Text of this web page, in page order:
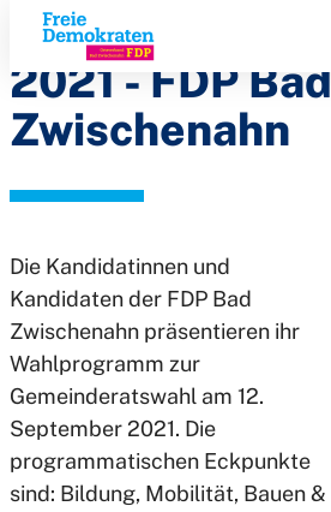
Direkt
Inhalt
Wahlprogramm
2021 - FDP Bad
Zwischenahn
Die Kandidatinnen und
Kandidaten der FDP Bad
Zwischenahn präsentieren ihr
Wahlprogramm zur
Gemeinderatswahl am 12.
September 2021. Die
programmatischen Eckpunkte
sind: Bildung, Mobilität, Bauen &